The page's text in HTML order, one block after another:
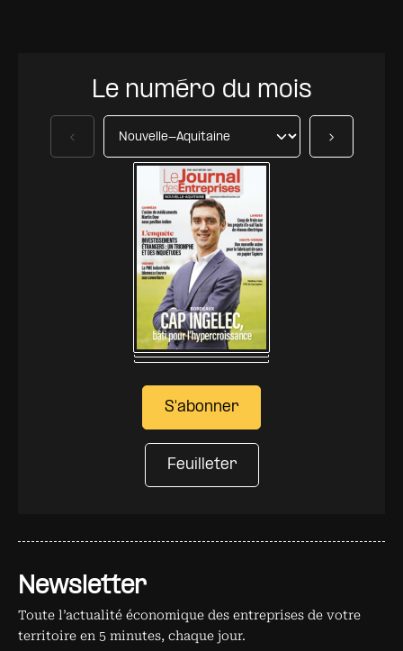
Newsletter
Toute l’actualité économique des entreprises de votre
territoire en 5 minutes, chaque jour.
Le numéro du mois
S'abonner
Feuilleter
Précédent Suivant